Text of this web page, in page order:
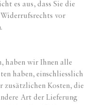
es aus, dass Sie die
vor
haben wir Ihnen alle
haben, einschliesslich
zusätzlichen Kosten, die
Art der Lieferung